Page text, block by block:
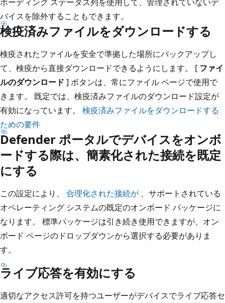
バイスを除外することもできます。
検疫済みファイルをダウンロードする
検疫されたファイルを安全で準拠した場所にバックアップし
て、検疫から直接ダウンロードできるようにします。 [ ファイ
ルのダウンロード ] ボタンは、常にファイル ページで使用で
きます。 既定では、検疫済みファイルのダウンロード設定が
有効になっています。 検疫済みファイルをダウンロードする
ための要件
Defender ポータルでデバイスをオンボ
ードする際は、簡素化された接続を既定
にする
この設定により、 合理化された接続が 、サポートされている
オペレーティング システムの既定のオンボード パッケージに
なります。 標準パッケージは引き続き使用できますが、オン
ボード ページのドロップダウンから選択する必要がありま
す。
ライブ応答を有効にする
適切なアクセス許可を持つユーザーがデバイスでライブ応答セ